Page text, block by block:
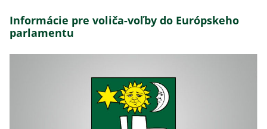
Informácie pre voliča-voľby do Európskeho
parlamentu